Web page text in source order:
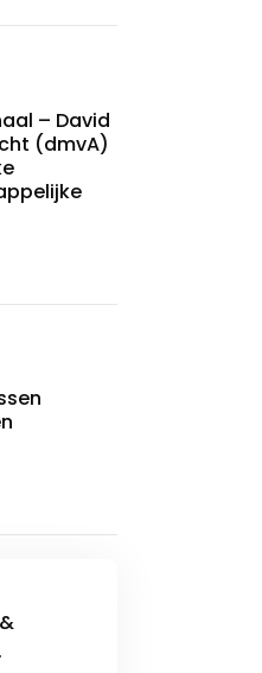
– David
(dmvA)